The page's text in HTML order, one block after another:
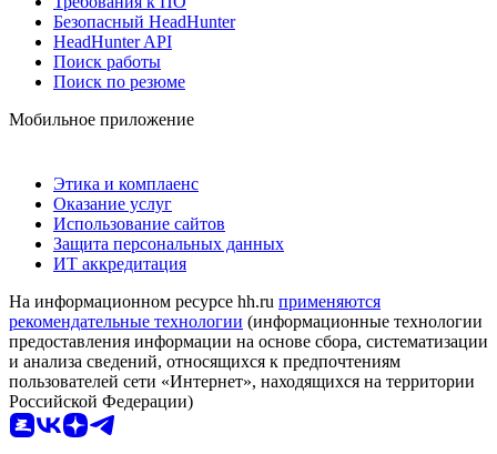
Безопасный HeadHunter
HeadHunter API
Поиск работы
Поиск по резюме
Мобильное приложение
Этика и комплаенс
Оказание услуг
Использование сайтов
Защита персональных данных
ИТ аккредитация
На информационном ресурсе hh.ru применяются
рекомендательные технологии (информационные технологии
предоставления информации на основе сбора, систематизации
и анализа сведений, относящихся к предпочтениям
пользователей сети «Интернет», находящихся на территории
Российской Федерации)